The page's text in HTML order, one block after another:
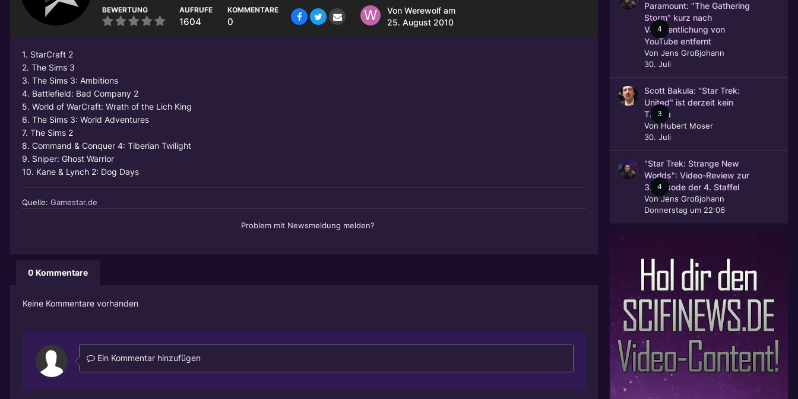
BEWERTUNG AUFRUFE
1604
KOMMENTARE
0
Von Werewolf am
25. August 2010
1. StarCraft 2
2. The Sims 3
3. The Sims 3: Ambitions
4. Battlefield: Bad Company 2
5. World of WarCraft: Wrath of the Lich King
6. The Sims 3: World Adventures
7. The Sims 2
8. Command & Conquer 4: Tiberian Twilight
9. Sniper: Ghost Warrior
10. Kane & Lynch 2: Dog Days
Quelle: Gamestar.de
Problem mit Newsmeldung melden?
0 Kommentare
Keine Kommentare vorhanden
Ein Kommentar hinzufügen
4
Paramount: "The Gathering
Storm" kurz nach
Veröffentlichung von
YouTube entfernt
Von Jens Großjohann
30. Juli
3
Scott Bakula: "Star Trek:
United" ist derzeit kein
Thema
VonHubert Moser
30. Juli
4
"Star Trek: Strange New
Worlds": Video-Review zur
3. Episode der 4. Staffel
VonJens Großjohann
Donnerstag um 22:06